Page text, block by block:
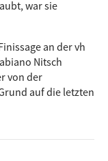
war sie
an der vh
Nitsch
von der
auf die letzten